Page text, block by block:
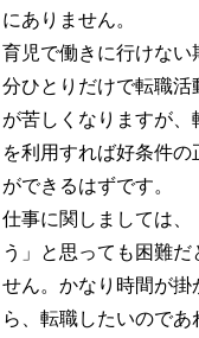
にありません。
育児で働きに行けない
分ひとりだけで転職活
が苦しくなりますが、
を利用すれば好条件の
ができるはずです。
仕事に関しましては、
う」と思っても困難だ
せん。かなり時間が掛
ら、転職したいので